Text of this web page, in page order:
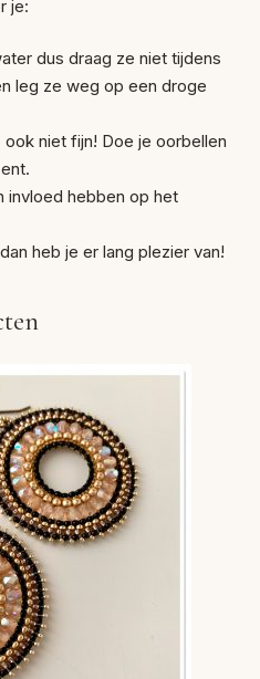
je:
dus draag ze niet tijdens
leg ze weg op een droge
niet fijn! Doe je oorbellen
invloed hebben op het
heb je er lang plezier van!